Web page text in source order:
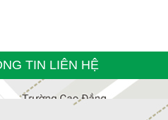
TIN LIÊN HỆ